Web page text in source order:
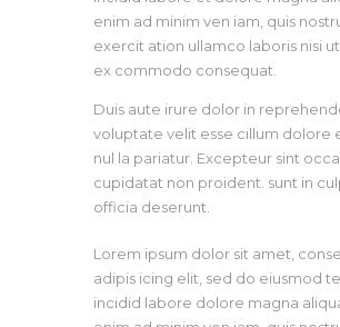
enim ad minim ven iam, quis
exercit ation ullamco laboris nisi
ex commodo consequat.
Duis aute irure dolor in
voluptate velit esse cillum dolore
nul la pariatur. Excepteur sint
cupidatat non proident. sunt in
officia deserunt.
Lorem ipsum dolor sit amet,
adipis icing elit, sed do eiusmod
incidid labore dolore magna